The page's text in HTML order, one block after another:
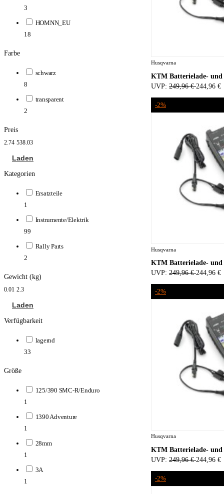
3
HOMNN_EU
18
Farbe
schwarz
8
transparent
2
Preis
2.74 538.03
Laden
Kategorien
Ersatzteile
1
Instrumente/Elektrik
99
Rally Parts
2
Gewicht (kg)
0.01 2.3
Laden
Verfügbarkeit
lagernd
33
Größe
125/390 SMC-R/Enduro
1
1390 Adventure
1
28mm
1
3A
1
Husqvarna
KTM Batterielade-
UVP: 249,96 € 244,96 €
-2%
Husqvarna
KTM Batterielade-
UVP: 249,96 € 244,96 €
-2%
Husqvarna
KTM Batterielade-
UVP: 249,96 € 244,96 €
-2%